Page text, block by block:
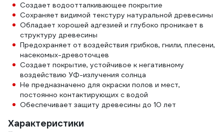
Создает водоотталкивающее покрытие
Сохраняет видимой текстуру натуральной древесины
Обладает хорошей адгезией и глубоко проникает в
структуру древесины
Предохраняет от воздействия грибков, гнили, плесени,
насекомых-древоточцев
Создает покрытие, устойчивое к негативному
воздействию УФ-излучения солнца
Не предназначено для окраски полов и мест,
постоянно контактирующих с водой
Обеспечивает защиту древесины до 10 лет
Характеристики